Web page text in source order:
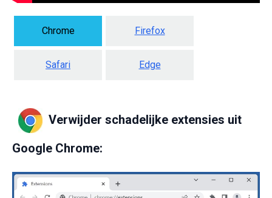
Chrome Firefox
Safari Edge
Verwijder schadelijke extensies uit
Google Chrome: